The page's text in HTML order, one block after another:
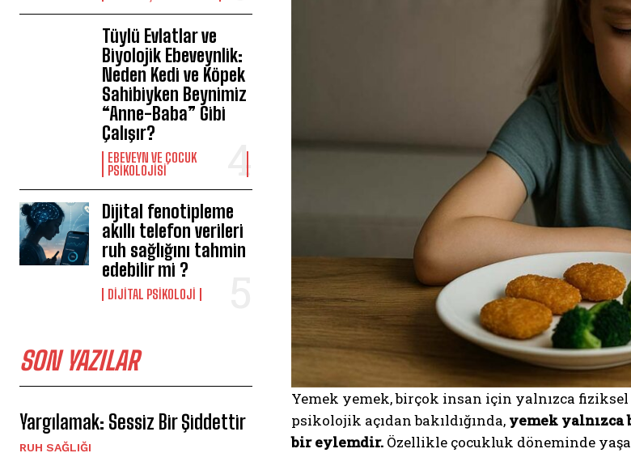
Tüylü Evlatlar ve
Biyolojik Ebeveynlik:
Neden Kedi ve Köpek
Sahibiyken Beynimiz
“Anne-Baba” Gibi
Çalışır?
EBEVEYN VE ÇOCUK
PSIKOLOJISI
Dijital fenotipleme
akıllı telefon verileri
ruh sağlığını tahmin
edebilir mi ?
DIJITAL PSIKOLOJI
SON YAZILAR
Yargılamak: Sessiz Bir Şiddettir
⁠RUH SAĞLIĞI
Yemek yemek, birçok insan için yalnızca
psikolojik açıdan bakıldığında, yemek yalnızca
bir eylemdir. Özellikle çocukluk döneminde